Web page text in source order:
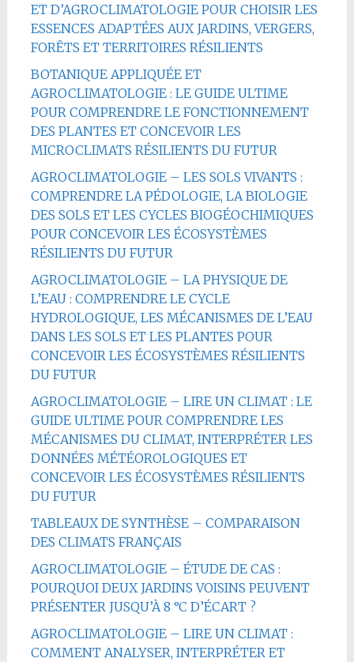
ET D’AGROCLIMATOLOGIE POUR CHOISIR LES
ESSENCES ADAPTÉES AUX JARDINS, VERGERS,
FORÊTS ET TERRITOIRES RÉSILIENTS
BOTANIQUE APPLIQUÉE ET
AGROCLIMATOLOGIE : LE GUIDE ULTIME
POUR COMPRENDRE LE FONCTIONNEMENT
DES PLANTES ET CONCEVOIR LES
MICROCLIMATS RÉSILIENTS DU FUTUR
AGROCLIMATOLOGIE – LES SOLS VIVANTS :
COMPRENDRE LA PÉDOLOGIE, LA BIOLOGIE
DES SOLS ET LES CYCLES BIOGÉOCHIMIQUES
POUR CONCEVOIR LES ÉCOSYSTÈMES
RÉSILIENTS DU FUTUR
AGROCLIMATOLOGIE – LA PHYSIQUE DE
L’EAU : COMPRENDRE LE CYCLE
HYDROLOGIQUE, LES MÉCANISMES DE L’EAU
DANS LES SOLS ET LES PLANTES POUR
CONCEVOIR LES ÉCOSYSTÈMES RÉSILIENTS
DU FUTUR
AGROCLIMATOLOGIE – LIRE UN CLIMAT : LE
GUIDE ULTIME POUR COMPRENDRE LES
MÉCANISMES DU CLIMAT, INTERPRÉTER LES
DONNÉES MÉTÉOROLOGIQUES ET
CONCEVOIR LES ÉCOSYSTÈMES RÉSILIENTS
DU FUTUR
TABLEAUX DE SYNTHÈSE – COMPARAISON
DES CLIMATS FRANÇAIS
AGROCLIMATOLOGIE – ÉTUDE DE CAS :
POURQUOI DEUX JARDINS VOISINS PEUVENT
PRÉSENTER JUSQU’À 8 °C D’ÉCART ?
AGROCLIMATOLOGIE – LIRE UN CLIMAT :
COMMENT ANALYSER, INTERPRÉTER ET